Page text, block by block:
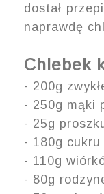
dostał
naprawdę
Chlebek
- 200g
- 250g mąki
- 25g p
- 180g cukru
- 110g wiór
- 80g